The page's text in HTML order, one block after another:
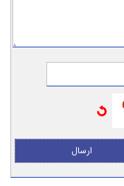
ارسال